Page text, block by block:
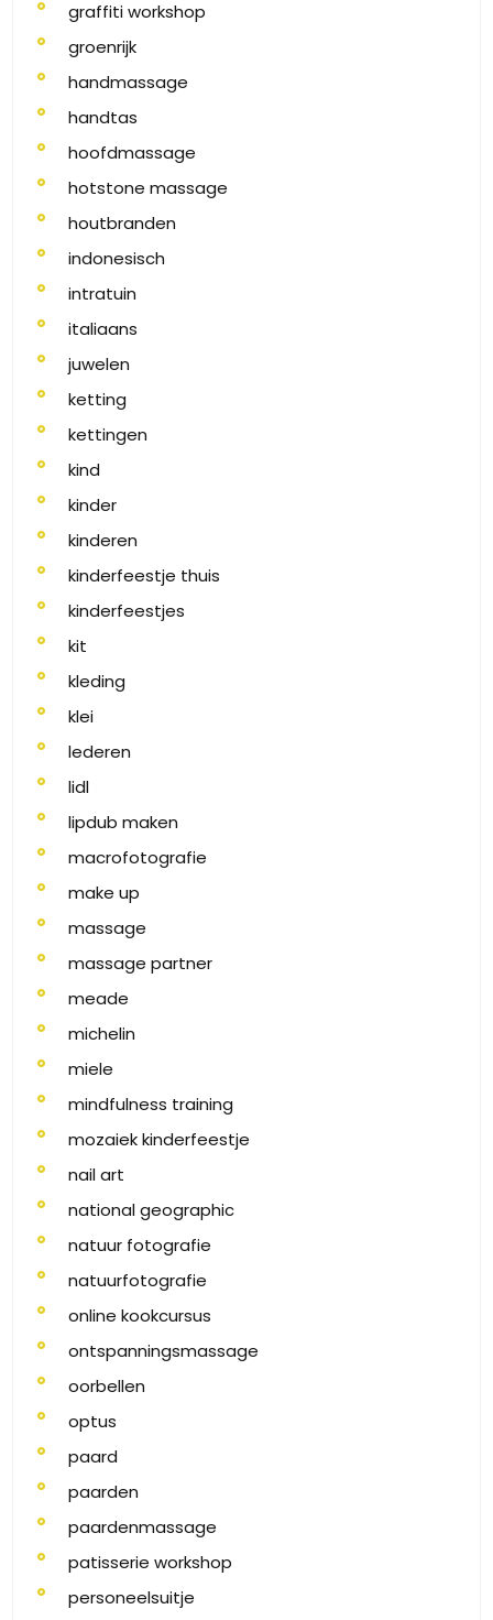
graffiti workshop
groenrijk
handmassage
handtas
hoofdmassage
hotstone massage
houtbranden
indonesisch
intratuin
italiaans
juwelen
ketting
kettingen
kind
kinder
kinderen
kinderfeestje thuis
kinderfeestjes
kit
kleding
klei
lederen
lidl
lipdub maken
macrofotografie
make up
massage
massage partner
meade
michelin
miele
mindfulness training
mozaiek kinderfeestje
nail art
national geographic
natuur fotografie
natuurfotografie
online kookcursus
ontspanningsmassage
oorbellen
optus
paard
paarden
paardenmassage
patisserie workshop
personeelsuitje